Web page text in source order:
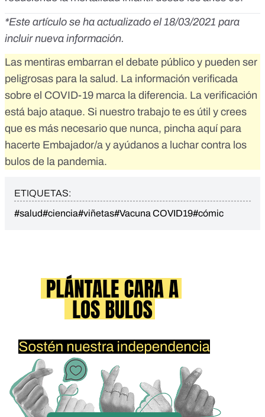
*Este artículo se ha actualizado el 18/03/2021 para
incluir nueva información.
Las mentiras embarran el debate público y pueden ser
peligrosas para la salud. La información verificada
sobre el COVID-19 marca la diferencia. La verificación
está bajo ataque. Si nuestro trabajo te es útil y crees
que es más necesario que nunca, pincha aquí para
hacerte Embajador/a y ayúdanos a luchar contra los
bulos de la pandemia.
ETIQUETAS:
#salud#ciencia#viñetas#Vacuna COVID19#cómic